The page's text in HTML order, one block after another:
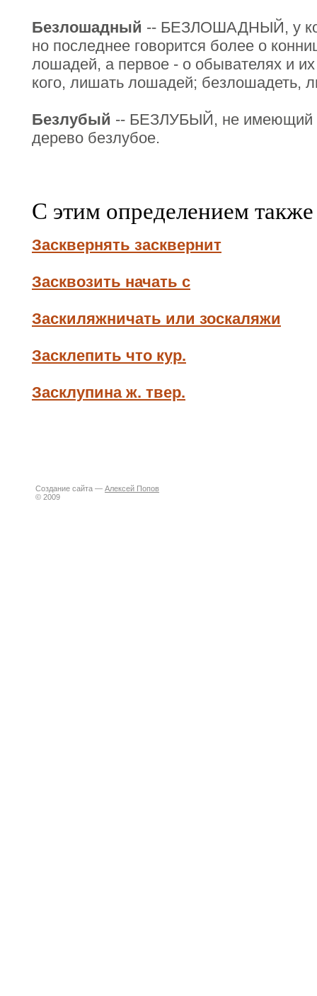
Безлошадный -- БЕЗЛОШАДНЫЙ, у
но последнее говорится более о
лошадей, а первое - о обывателях и
кого, лишать лошадей; безлошадеть,
Безлубый -- БЕЗЛУБЫЙ, не имеющий
дерево безлубое.
С этим определением
Засквернять засквернит
Засквозить начать с
Заскиляжничать или зоскаляжи
Засклепить что кур.
Засклупина ж. твер.
Создание сайта — Алексей Попов
© 2009